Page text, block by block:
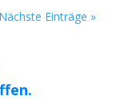
Nächste Einträge »